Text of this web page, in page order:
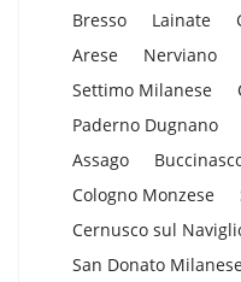
Bresso
Lainate
Arese
Nerviano
Settimo Milanese
Paderno Dugnano
Assago
Cologno Monzese
Cernusco sul
San Donato